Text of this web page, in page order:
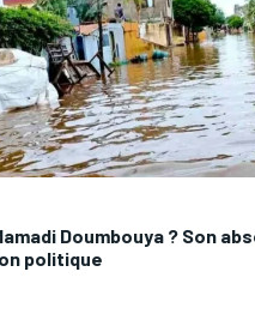
Doumbouya ? Son
politique